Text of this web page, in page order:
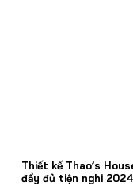
Thiết kế Thao’s
đầy đủ tiện nghi 2024